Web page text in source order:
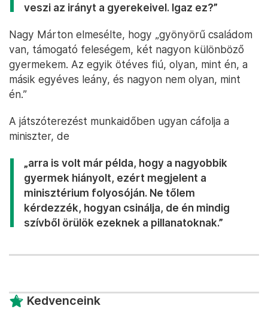
veszi az irányt a gyerekeivel. Igaz ez?”
Nagy Márton elmesélte, hogy „gyönyörű családom
van, támogató feleségem, két nagyon különböző
gyermekem. Az egyik ötéves fiú, olyan, mint én, a
másik egyéves leány, és nagyon nem olyan, mint
én.”
A játszóterezést munkaidőben ugyan cáfolja a
miniszter, de
„arra is volt már példa, hogy a nagyobbik
gyermek hiányolt, ezért megjelent a
minisztérium folyosóján. Ne tőlem
kérdezzék, hogyan csinálja, de én mindig
szívből örülök ezeknek a pillanatoknak.”
Kedvenceink